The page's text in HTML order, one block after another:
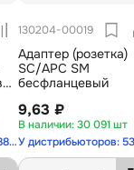
шт
130204-00019
Адаптер (розетка)
SC/APC SM
бесфланцевый
9,63 ₽
30 091 шт
У дистрибьюторов: